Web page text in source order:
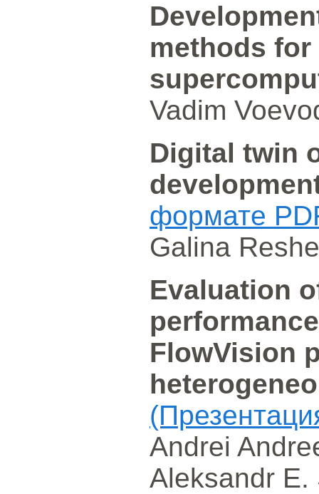
methods
Vadim
Digital twin
формате
Galina
Evaluation
FlowVision
Andrei
Aleksandr E.